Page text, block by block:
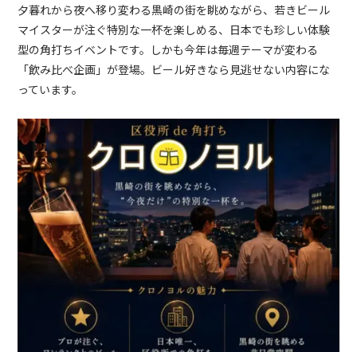
夕暮れから夜へ移り変わる黒崎の街を眺めながら、若きビール
マイスターが注ぐ特別な一杯を楽しめる、日本でも珍しい体験
型の角打ちイベントです。しかも今年は毎週テーマが変わる
「飲み比べ企画」が登場。ビール好きなら見逃せない内容にな
っています。